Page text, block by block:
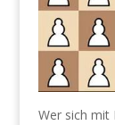
Wer sich mit